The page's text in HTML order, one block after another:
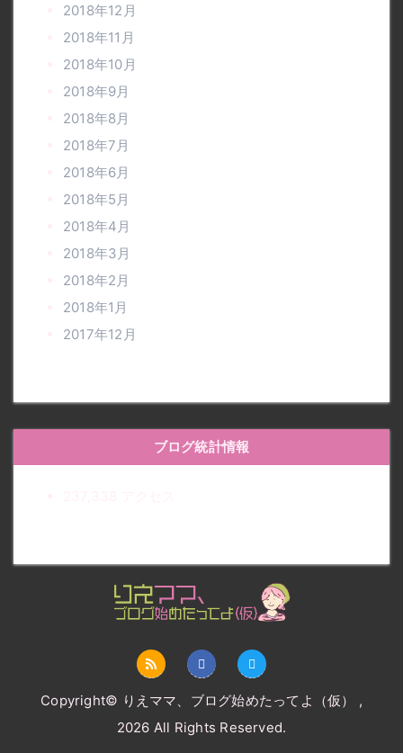
2018年12月
2018年11月
2018年10月
2018年9月
2018年8月
2018年7月
2018年6月
2018年5月
2018年4月
2018年3月
2018年2月
2018年1月
2017年12月
ブログ統計情報
りえママ、ブログ始めたって
よ（仮）
Copyright© りえママ、ブログ始めたってよ（仮） ,
2026 All Rights Reserved.